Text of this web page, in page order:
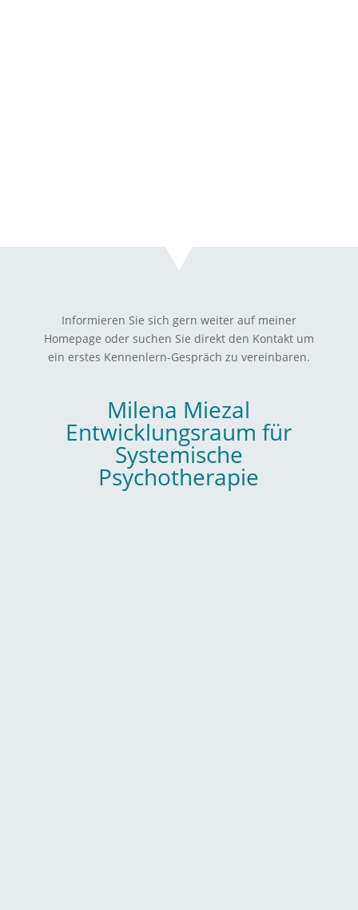
Informieren Sie sich gern weiter auf meiner
Homepage oder suchen Sie direkt den Kontakt um
ein erstes Kennenlern-Gespräch zu vereinbaren.
Milena Miezal
Entwicklungsraum für
Systemische
Psychotherapie